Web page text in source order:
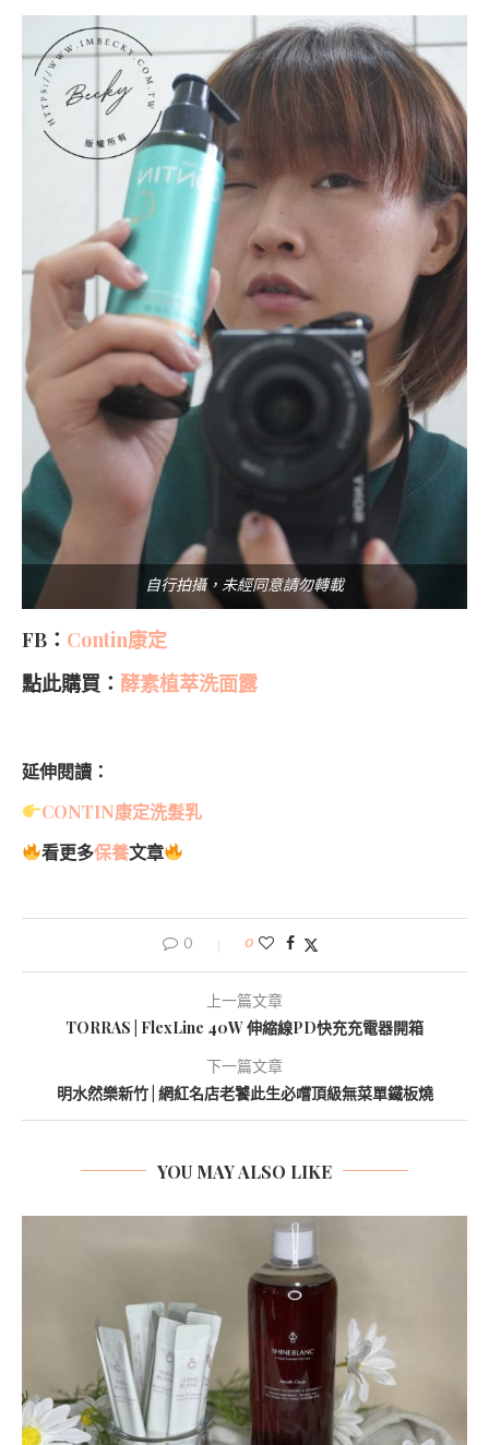
自行拍攝，未經同意請勿轉載
FB： Contin康定
點此購買： 酵素植萃洗面露
延伸閱讀：
CONTIN康定洗髮乳
看更多保養文章
0 0
上一篇文章
TORRAS | FlexLine 40W 伸縮線PD快充充電器開箱
下一篇文章
明水然樂新竹 | 網紅名店老饕此生必嚐頂級無菜單鐵板燒
YOU MAY ALSO LIKE